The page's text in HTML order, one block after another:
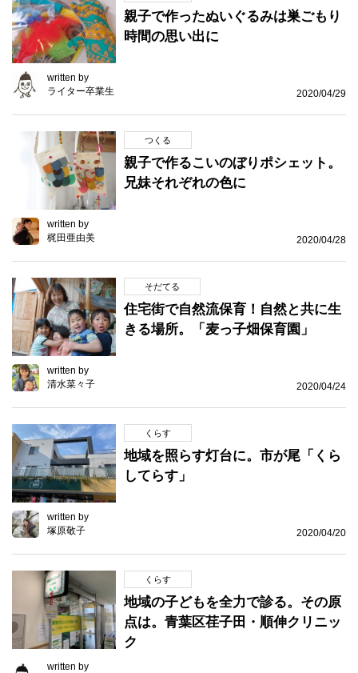
親子で作ったぬいぐるみは巣ごもり
時間の思い出に
written by
ライター卒業生
2020/04/29
つくる
親子で作るこいのぼりポシェット。
兄妹それぞれの色に
written by
梶田亜由美
2020/04/28
そだてる
住宅街で自然流保育！自然と共に生
きる場所。「麦っ子畑保育園」
written by
清水菜々子
2020/04/24
くらす
地域を照らす灯台に。市が尾「くら
してらす」
written by
塚原敬子
2020/04/20
くらす
地域の子どもを全力で診る。その原
点は。青葉区荏子田・順伸クリニッ
ク
written by